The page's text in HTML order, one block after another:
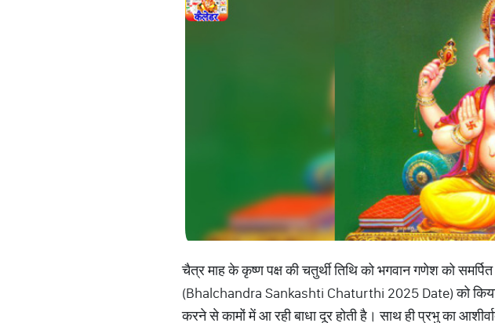
चैत्र माह के कृष्ण पक्ष की चतुर्थी तिथि को भगवान गणेश को
(Bhalchandra Sankashti Chaturthi 2025 Date) को किया
करने से कामों में आ रही बाधा दूर होती है। साथ ही प्रभु का